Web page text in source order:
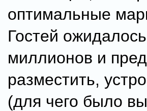
оптимальные
Гостей
миллионов и
разместить,
(для чего было